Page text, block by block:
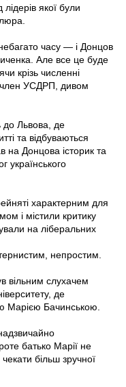
якої були
часу — і Донцов
Але все це буде
крізь численні
член УСДРП, дивом
до Львова, де
та відбуваються
на Донцова історик та
українського
характерним для
і містили критику
на ліберальних
непростим.
вільним слухачем
де
Марією Бачинською.
батько Марії не
більш зручної